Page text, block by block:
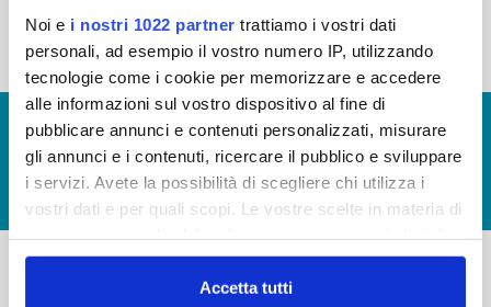
Noi e i nostri 1022 partner trattiamo i vostri dati
personali, ad esempio il vostro numero IP, utilizzando
tecnologie come i cookie per memorizzare e accedere
alle informazioni sul vostro dispositivo al fine di
pubblicare annunci e contenuti personalizzati, misurare
gli annunci e i contenuti, ricercare il pubblico e sviluppare
i servizi. Avete la possibilità di scegliere chi utilizza i
vostri dati e per quali scopi. Le vostre scelte in materia di
in cui avete effettuato le vostre scelte. È possibile
modificare o revocare il proprio consenso in qualsiasi
Accetta tutti
« prima ‹ precedente 1 2
© Copyright 2017 - 2026
GLOSSARIO
GIUDICA IL SERVIZIO
LAVORA CON NOI